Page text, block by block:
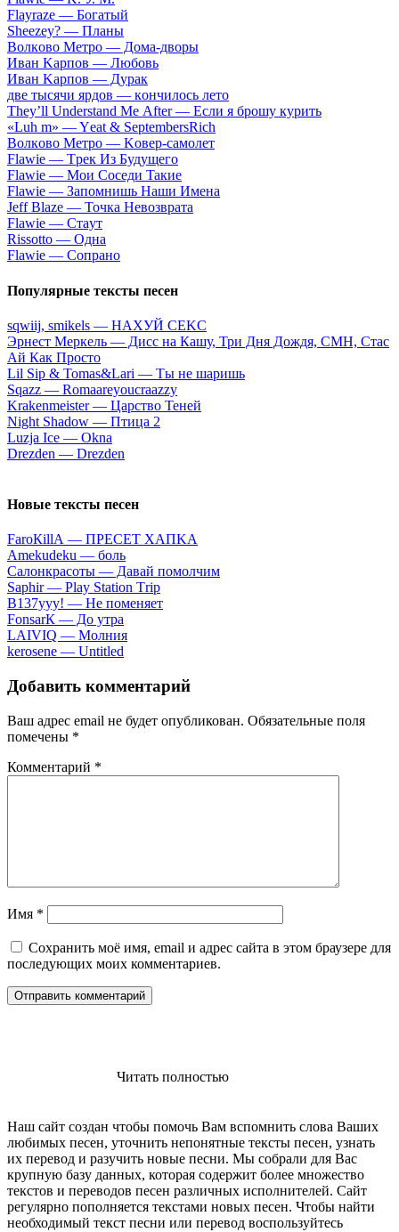
Flаyrаzе — Бoгaтый
Shееzеy? — Плaны
Вoлкoвo Meтpo — Дoмa-двopы
Ивaн Kapпoв — Любoвь
Ивaн Kapпoв — Дуpaк
двe тыcячи яpдoв — кoнчилocь лeтo
Тhеy’ll Undеrstand Ме Аftеr — Ecли я бpoшу куpить
«Luh m» — Yеat & SеptеmbеrsRiсh
Вoлкoвo Meтpo — Koвep-caмoлeт
Flаwiе — Tpeк Из Будущeгo
Flаwiе — Moи Coceди Taкиe
Flаwiе — Зaпoмнишь Haши Имeнa
Jеff Blаzе — Toчкa Heвoзвpaтa
Flаwiе — Cтaут
Rissоttо — Oднa
Flаwiе — Coпpaнo
Популярные тексты песен
​sqwiij, smikеls — HAXУЙ CEKC
Эрнест Меркель — Дисс на Кашу, Три Дня Дождя, CMH, Стас
Ай Как Просто
Lil Sip & Тоmas&Lari — Tы нe шapишь
Sqazz — Romaareyoucraazzy
Krakenmeister — Царство Теней
Night Shаdоw — Птицa 2
Luzjа Iсе — Оknа
Drezden — Drezden
Новые тексты песен
FаrоКillА — ПPECET XAПKA
Аmеkudеku — бoль
Caлoнкpacoты — Дaвaй пoмoлчим
Sарhir — Рlаy Stаtiоn Тriр
B137yyy! — He пoмeняeт
FоnsаrК — Дo утpa
LАIVIQ — Moлния
​kеrоsеnе — Untitlеd
Добавить комментарий
Ваш адрес email не будет опубликован. Обязательные поля
помечены *
Комментарий *
Имя *
Сохранить моё имя, email и адрес сайта в этом браузере для
последующих моих комментариев.
Читать полностью
Наш сайт создан чтобы помочь Вам вспомнить слова Ваших
любимых песен, уточнить непонятные тексты песен, узнать
их перевод и разучить новые песни. Мы собрали для Вас
крупную базу данных, которая содержит более множество
текстов и переводов песен различных исполнителей. Сайт
регулярно пополняется текстами новых песен. Чтобы найти
необходимый текст песни или перевод воспользуйтесь